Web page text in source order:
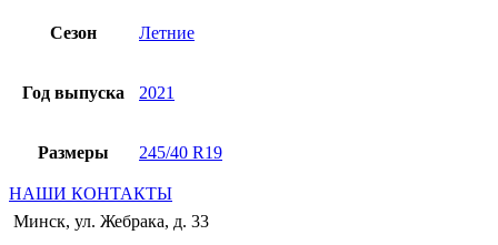
Сезон Летние
Год выпуска 2021
Размеры 245/40 R19
НАШИ КОНТАКТЫ
Минск, ул. Жебрака, д. 33